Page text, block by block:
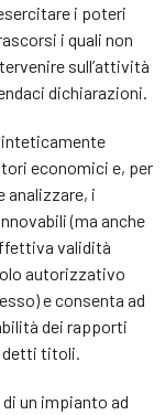
i poteri
i quali non
sull’attività
dichiarazioni.
economici e, per
analizzare, i
(ma anche
validità
autorizzativo
e consenta ad
dei rapporti
detti titoli.
un impianto ad